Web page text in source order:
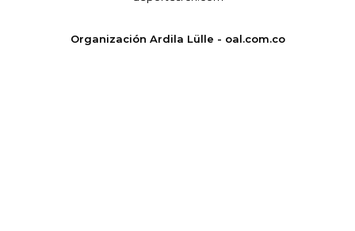
Organización Ardila Lülle - oal.com.co